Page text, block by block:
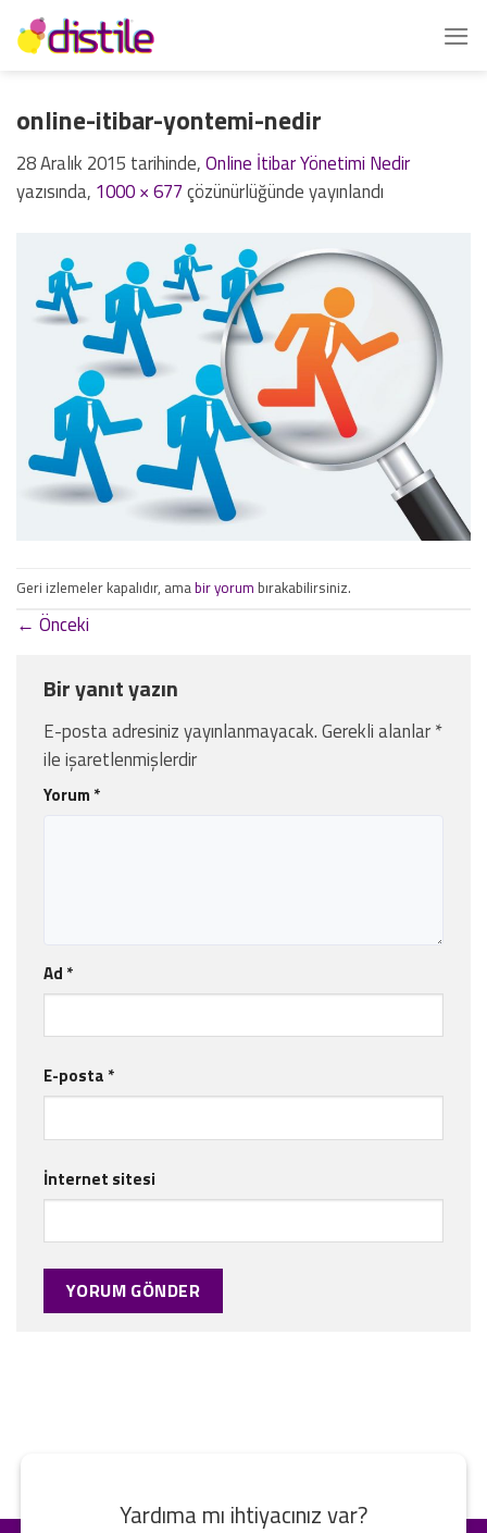
İçeriğe
atla
online-itibar-yontemi-nedir
28 Aralık 2015 tarihinde,Online İtibar Yönetimi Nedir
yazısında, 1000 × 677çözünürlüğünde yayınlandı
Geri izlemeler kapalıdır, amabir yorum bırakabilirsiniz.
← Önceki
Bir yanıt yazın
E-posta adresiniz yayınlanmayacak.Gerekli alanlar*
ile işaretlenmişlerdir
Yorum *
Ad *
E-posta *
İnternet sitesi
Yardıma mı ihtiyacınız var?